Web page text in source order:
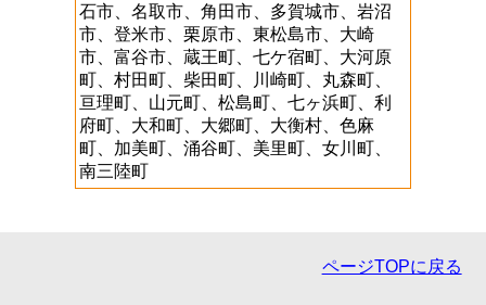
石市、名取市、角田市、多賀城市、岩沼
市、登米市、栗原市、東松島市、大崎
市、富谷市、蔵王町、七ケ宿町、大河原
町、村田町、柴田町、川崎町、丸森町、
亘理町、山元町、松島町、七ヶ浜町、利
府町、大和町、大郷町、大衡村、色麻
町、加美町、涌谷町、美里町、女川町、
南三陸町
ページTOPに戻る